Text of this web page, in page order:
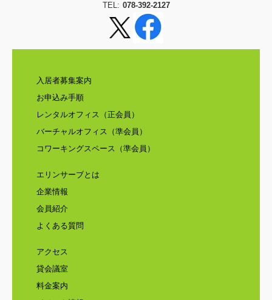
TEL: 078-392-2127
入居者募集案内
お申込み手順
レンタルオフィス（正会員）
バーチャルオフィス（準会員）
コワーキングスペース（準会員）
エリンサーブとは
企業情報
会員紹介
よくある質問
アクセス
貸会議室
料金案内